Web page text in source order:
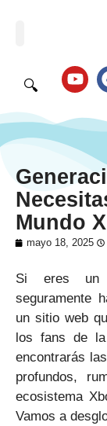
🔍
Mundo
mayo 18, 2025
Si eres un
seguramente
un sitio web
los fans de
encontrarás
profundos,
ecosistema
Vamos a